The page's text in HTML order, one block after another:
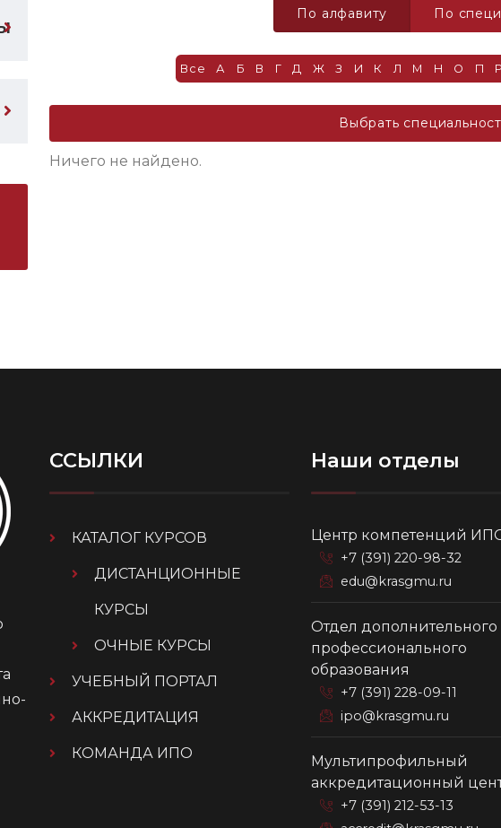
По алфавиту По
Все А Б В Г Д Ж З И К Л М Н О П Р
Выбрать
Ничего не найдено.
ССЫЛКИ
КАТАЛОГ КУРСОВ
ДИСТАНЦИОННЫЕ
КУРСЫ
ОЧНЫЕ КУРСЫ
УЧЕБНЫЙ ПОРТАЛ
АККРЕДИТАЦИЯ
КОМАНДА ИПО
Наши отделы
Центр компетенций
+7 (391) 220-98-32
edu@krasgmu.ru
Отдел дополнительного
профессионального
образования
+7 (391) 228-09-11
ipo@krasgmu.ru
Мультипрофильный
аккредитационный
+7 (391) 212-53-13